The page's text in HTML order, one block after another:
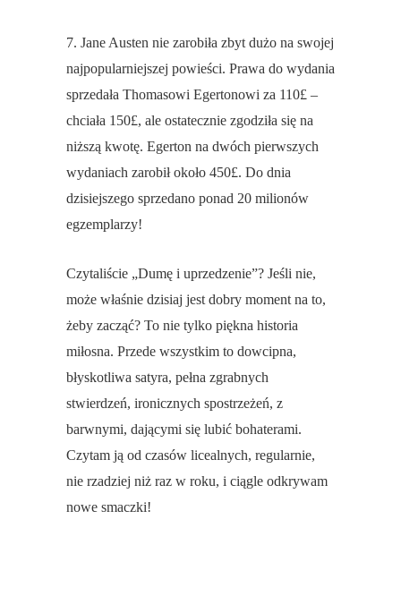
7. Jane Austen nie zarobiła zbyt dużo na swojej
najpopularniejszej powieści. Prawa do wydania
sprzedała Thomasowi Egertonowi za 110£ –
chciała 150£ , ale ostatecznie zgodziła się na
niższą kwotę. Egerton na dwóch pierwszych
wydaniach zarobił około 450£ . Do dnia
dzisiejszego sprzedano ponad 20 milionów
egzemplarzy!
Czytaliście „Dumę i uprzedzenie”? Jeśli nie,
może właśnie dzisiaj jest dobry moment na to,
żeby zacząć? To nie tylko piękna historia
miłosna. Przede wszystkim to dowcipna,
błyskotliwa satyra, pełna zgrabnych
stwierdzeń, ironicznych spostrzeżeń, z
barwnymi, dającymi się lubić bohaterami.
Czytam ją od czasów licealnych, regularnie,
nie rzadziej niż raz w roku, i ciągle odkrywam
nowe smaczki!